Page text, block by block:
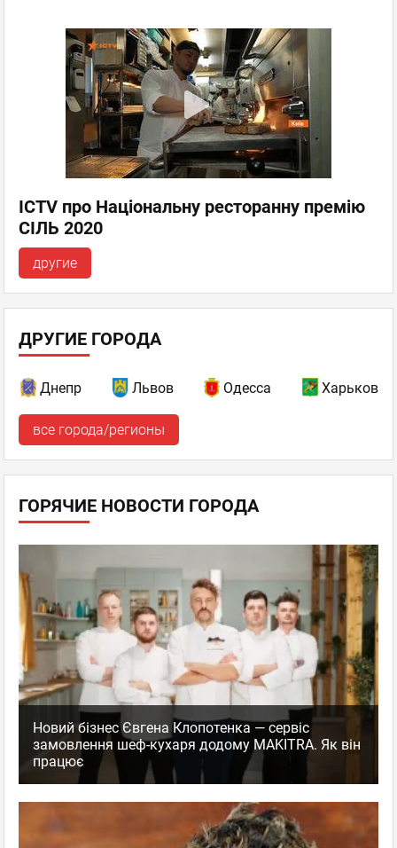
ICTV про Національну ресторанну премію
СІЛЬ 2020
другие
ДРУГИЕ ГОРОДА
Днепр Львов Одесса Харьков
все города/регионы
ГОРЯЧИЕ НОВОСТИ ГОРОДА
Новий бізнес Євгена Клопотенка — сервіс
замовлення шеф-кухаря додому MAKITRA. Як він
працює